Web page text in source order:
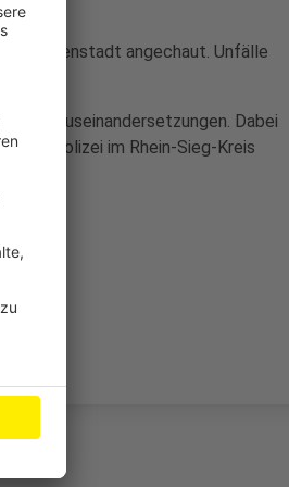
Innenstadt angechaut. Unfälle
und Auseinandersetzungen. Dabei
der Polizei im Rhein-Sieg-Kreis